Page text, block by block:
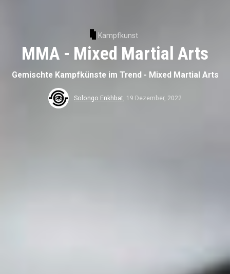
Kampfkunst
MMA - Mixed Martial Arts
Gemischte Kampfkünste im Trend - Mixed Martial Arts
Solongo Enkhbat 19 Dezember, 2022